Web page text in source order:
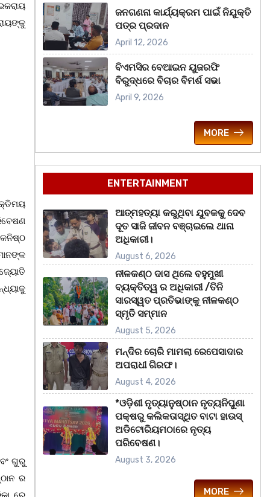
କନିଷ୍ଠ
ଗୁରୁ
ର
ଜନଗଣନା କାର୍ଯ୍ୟକ୍ରମ ପାଇଁ ନିଯୁକ୍ତି
ପତ୍ର ପ୍ରଦାନ
April 12, 2026
ବିଏମସିର ବେଆଇନ ୟୁଜରଫି
ବିରୁଦ୍ଧରେ ବିଚାର ବିମର୍ଶ ସଭା
April 9, 2026
MORE
ENTERTAINMENT
ଆତ୍ମହତ୍ୟା କରୁଥିବା ଯୁବକକୁ ଦେବ
ଦୂତ ସାଜି ଜୀବନ ବଞ୍ଚାଇଲେ ଥାନା
ଅଧିକାରୀ।
August 6, 2026
ନୀଳକଣ୍ଠ ଦାସ ଥିଲେ ବହୁମୁଖୀ
ବ୍ୟକ୍ତିତ୍ୱ ର ଅଧିକାରୀ /ତିନି
ସାରସ୍ୱତ ପ୍ରତିଭାଙ୍କୁ ନୀଳକଣ୍ଠ
ସ୍ମୃତି ସମ୍ମାନ
August 5, 2026
ମନ୍ଦିର ଚୋରି ମାମଲା ରେପେସାଦାର
ଅପରାଧୀ ଗିରଫ।
August 4, 2026
*ଓଡ଼ିଶୀ ନୃତ୍ୟାନୁଷ୍ଠାନ ନୃତ୍ୟନିପୁଣା
ପକ୍ଷରୁ କଲିକତାସ୍ଥିତ ବାଟା ହାଉସ୍
ଅଡିଟୋରିୟମଠାରେ ନୃତ୍ୟ
ପରିବେଷଣ।
August 3, 2026
MORE